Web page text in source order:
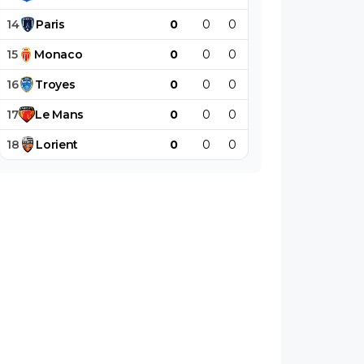
14 Paris 0 0 0
15 Monaco 0 0 0
16 Troyes 0 0 0
17 Le Mans 0 0 0
18 Lorient 0 0 0